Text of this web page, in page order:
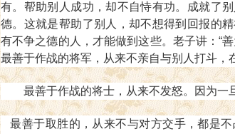
有。帮助别人成功，却不自恃有功。成就了
德。这就是帮助了别人，却不想得到回报的
有不争之德的人，才能做到这些。 老子讲：“
最善于作战的将军，从来不亲自与别人打斗，
最善于作战的将士，从来不发怒。因为一
最善于取胜的，从来不与对方交手，都是